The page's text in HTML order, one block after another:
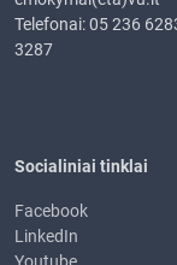
Telefonai: 05 236
3287
Socialiniai tinklai
Facebook
LinkedIn